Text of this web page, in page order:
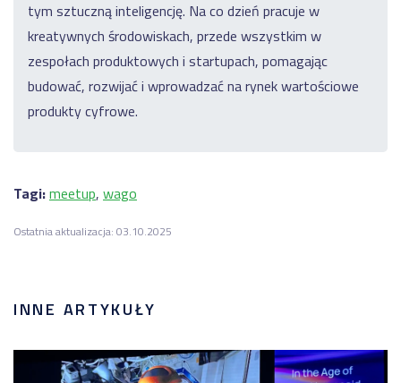
tym sztuczną inteligencję. Na co dzień pracuje w
kreatywnych środowiskach, przede wszystkim w
zespołach produktowych i startupach, pomagając
budować, rozwijać i wprowadzać na rynek wartościowe
produkty cyfrowe.
Tagi:meetup, wago
Ostatnia aktualizacja: 03.10.2025
INNE ARTYKUŁY